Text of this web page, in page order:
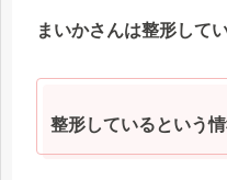
まいかさんは整形して
整形しているという